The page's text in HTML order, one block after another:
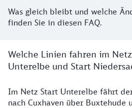
Was gleich bleibt und welche
finden Sie in diesen FAQ.
Welche Linien fahren im
Unterelbe und Start
Details
Im Netz Start Unterelbe fährt
nach Cuxhaven über Buxtehude